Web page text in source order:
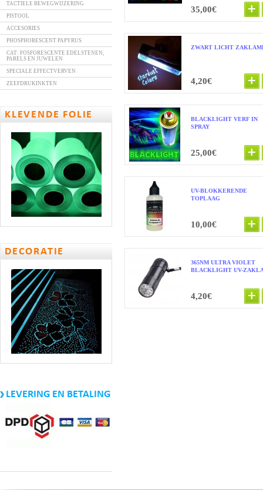
TACTIELE BEWEGWIJZERING
PISTOOL
ACCESORIES
PHOSPHORESCENT PAPYRUS
CAT: FOSFORESCENTE EDELSTENEN,
PARELS EN JUWELEN
SPECIALE EFFECTVERVEN
ZEEFDRUKINKTEN
KLEVENDE FOLIE
DECORATIE
LEVERING EN BETALING
35,00€
ZWART LICHT
4,20€
BLACKLIGHT VERF IN
SPRAY
25,00€
UV-BLOKKERENDE
TOPLAAG
10,00€
365NM ULTRA VIOLET
BLACKLIGHT UV-
4,20€